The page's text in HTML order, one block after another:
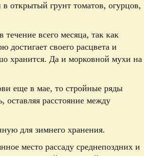
открытый грунт томатов, огурцов,
всего месяца, так как
достигает своего расцвета и
хранится. Да и морковной мухи на
еще в мае, то стройные ряды
оставляя расстояние между
для зимнего хранения.
место рассаду среднепоздних и